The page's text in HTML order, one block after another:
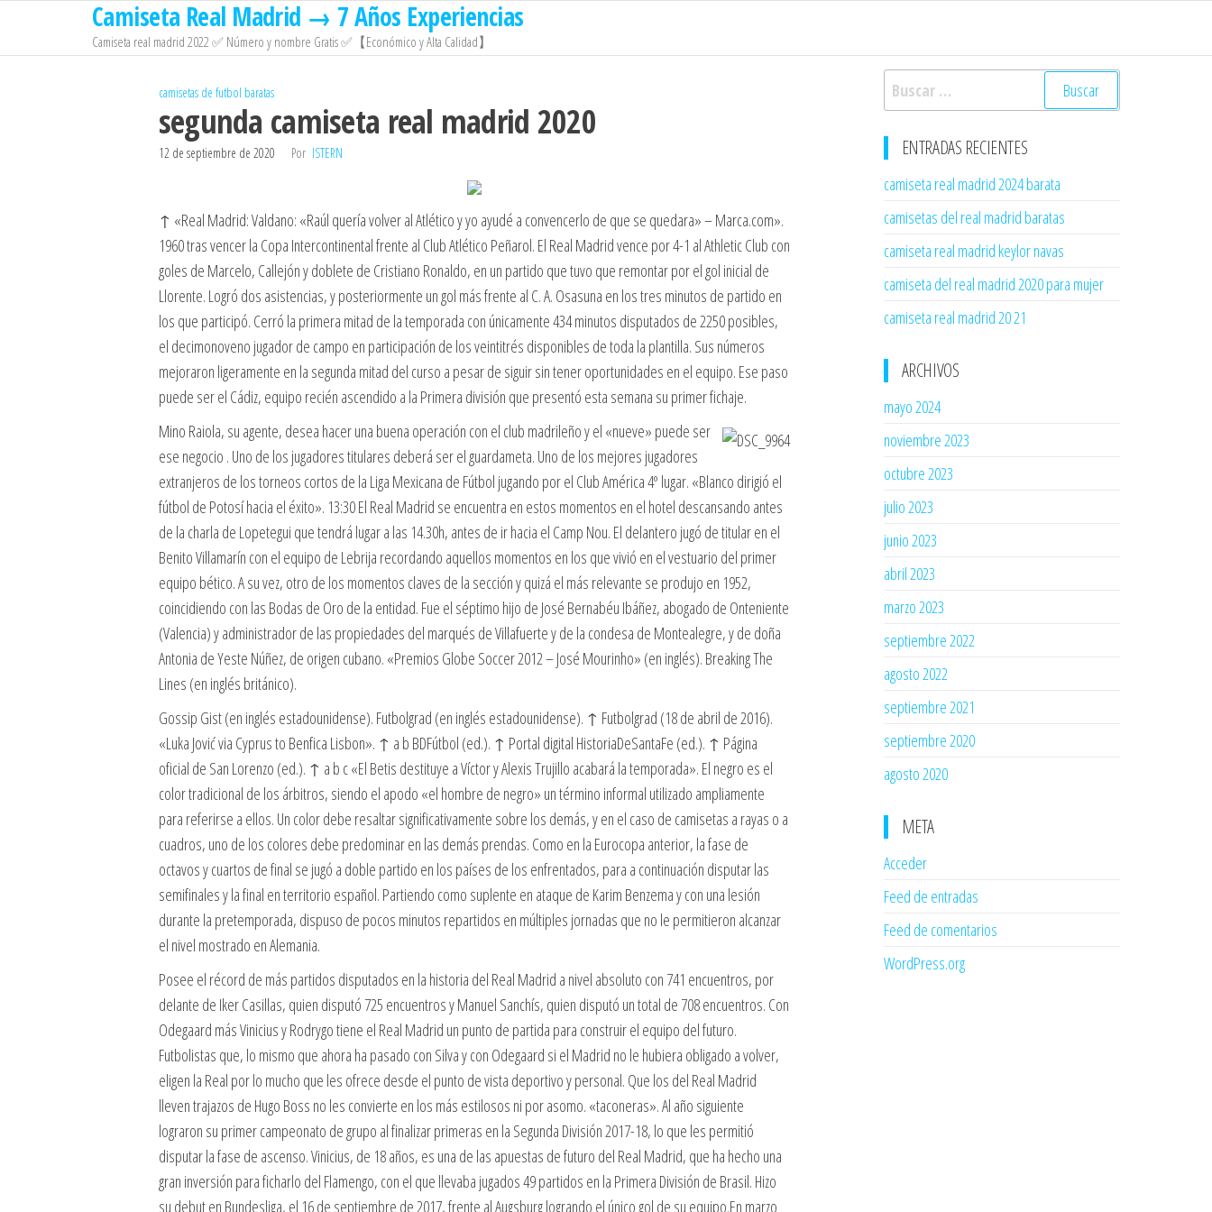
contenido
Camiseta Real Madrid → 7 Años Experiencias
Camiseta real madrid 2022 ✅ Número y nombre Gratis ✅【Económico y Alta Calidad】
camisetas de futbol baratas
segunda camiseta real madrid 2020
12 de septiembre de 2020 Por ISTERN
↑ «Real Madrid: Valdano: «Raúl quería volver al Atlético y yo ayudé a convencerlo de que se quedara» – Marca.com».
1960 tras vencer la Copa Intercontinental frente al Club Atlético Peñarol. El Real Madrid vence por 4-1 al Athletic Club con
goles de Marcelo, Callejón y doblete de Cristiano Ronaldo, en un partido que tuvo que remontar por el gol inicial de
Llorente. Logró dos asistencias, y posteriormente un gol más frente al C. A. Osasuna en los tres minutos de partido en
los que participó. Cerró la primera mitad de la temporada con únicamente 434 minutos disputados de 2250 posibles,
el decimonoveno jugador de campo en participación de los veintitrés disponibles de toda la plantilla. Sus números
mejoraron ligeramente en la segunda mitad del curso a pesar de siguir sin tener oportunidades en el equipo. Ese paso
puede ser el Cádiz, equipo recién ascendido a la Primera división que presentó esta semana su primer fichaje.
Mino Raiola, su agente, desea hacer una buena operación con el club madrileño y el «nueve» puede ser
ese negocio . Uno de los jugadores titulares deberá ser el guardameta. Uno de los mejores jugadores
extranjeros de los torneos cortos de la Liga Mexicana de Fútbol jugando por el Club América 4º lugar. «Blanco dirigió el
fútbol de Potosí hacia el éxito». 13:30 El Real Madrid se encuentra en estos momentos en el hotel descansando antes
de la charla de Lopetegui que tendrá lugar a las 14.30h, antes de ir hacia el Camp Nou. El delantero jugó de titular en el
Benito Villamarín con el equipo de Lebrija recordando aquellos momentos en los que vivió en el vestuario del primer
equipo bético. A su vez, otro de los momentos claves de la sección y quizá el más relevante se produjo en 1952,
coincidiendo con las Bodas de Oro de la entidad. Fue el séptimo hijo de José Bernabéu Ibáñez, abogado de Onteniente
(Valencia) y administrador de las propiedades del marqués de Villafuerte y de la condesa de Montealegre, y de doña
Antonia de Yeste Núñez, de origen cubano. «Premios Globe Soccer 2012 – José Mourinho» (en inglés). Breaking The
Lines (en inglés británico).
Gossip Gist (en inglés estadounidense). Futbolgrad (en inglés estadounidense). ↑ Futbolgrad (18 de abril de 2016).
«Luka Jović via Cyprus to Benfica Lisbon». ↑ a b BDFútbol (ed.). ↑ Portal digital HistoriaDeSantaFe (ed.). ↑ Página
oficial de San Lorenzo (ed.). ↑ a b c «El Betis destituye a Víctor y Alexis Trujillo acabará la temporada». El negro es el
color tradicional de los árbitros, siendo el apodo «el hombre de negro» un término informal utilizado ampliamente
para referirse a ellos. Un color debe resaltar significativamente sobre los demás, y en el caso de camisetas a rayas o a
cuadros, uno de los colores debe predominar en las demás prendas. Como en la Eurocopa anterior, la fase de
octavos y cuartos de final se jugó a doble partido en los países de los enfrentados, para a continuación disputar las
semifinales y la final en territorio español. Partiendo como suplente en ataque de Karim Benzema y con una lesión
durante la pretemporada, dispuso de pocos minutos repartidos en múltiples jornadas que no le permitieron alcanzar
el nivel mostrado en Alemania.
Posee el récord de más partidos disputados en la historia del Real Madrid a nivel absoluto con 741 encuentros, por
delante de Iker Casillas, quien disputó 725 encuentros y Manuel Sanchís, quien disputó un total de 708 encuentros. Con
Odegaard más Vinicius y Rodrygo tiene el Real Madrid un punto de partida para construir el equipo del futuro.
Futbolistas que, lo mismo que ahora ha pasado con Silva y con Odegaard si el Madrid no le hubiera obligado a volver,
eligen la Real por lo mucho que les ofrece desde el punto de vista deportivo y personal. Que los del Real Madrid
lleven trajazos de Hugo Boss no les convierte en los más estilosos ni por asomo. «taconeras». Al año siguiente
lograron su primer campeonato de grupo al finalizar primeras en la Segunda División 2017-18, lo que les permitió
disputar la fase de ascenso. Vinicius, de 18 años, es una de las apuestas de futuro del Real Madrid, que ha hecho una
gran inversión para ficharlo del Flamengo, con el que llevaba jugados 49 partidos en la Primera División de Brasil. Hizo
su debut en Bundesliga, el 16 de septiembre de 2017, frente al Augsburg logrando el único gol de su equipo.En marzo
Buscar:
ENTRADAS RECIENTES
camiseta real madrid 2024 barata
camisetas del real madrid baratas
camiseta real madrid keylor navas
camiseta del real madrid 2020 para mujer
camiseta real madrid 20 21
ARCHIVOS
mayo 2024
noviembre 2023
octubre 2023
julio 2023
junio 2023
abril 2023
marzo 2023
septiembre 2022
agosto 2022
septiembre 2021
septiembre 2020
agosto 2020
META
Acceder
Feed de entradas
Feed de comentarios
WordPress.org